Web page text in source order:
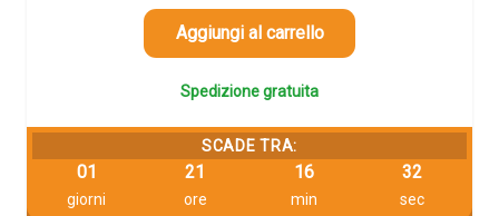
Aggiungi al carrello
Spedizione gratuita
SCADE TRA:
01
giorni
21
ore
16
min
32
sec